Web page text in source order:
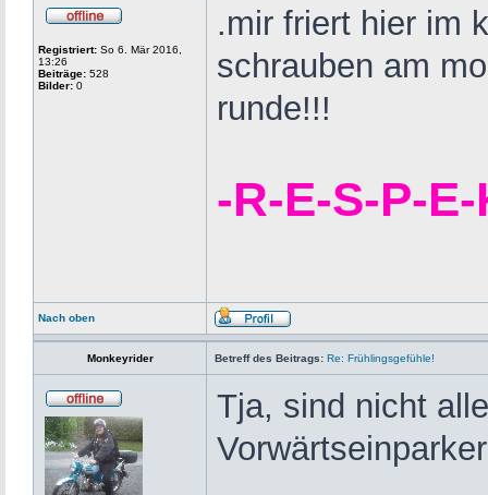
Registriert: So 6. Mär 2016,
13:26
Beiträge: 528
Bilder: 0
.mir friert hier im
schrauben am
runde!!!
-R-E-S-P-
Nach oben
Monkeyrider Betreff des Beitrags: Re: Frühlingsgefühle!
Tja, sind nicht